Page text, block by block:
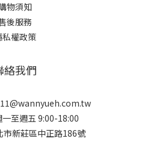
物須知
後服務
私權政策
絡我們
至週五 9:00-18:00
市新莊區中正路186號